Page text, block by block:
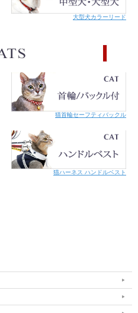
大型犬カラーリード
猫首輪セーフティバックル
猫ハーネス ハンドルベスト